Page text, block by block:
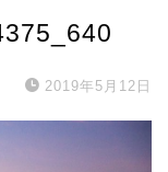
2019年5月12日